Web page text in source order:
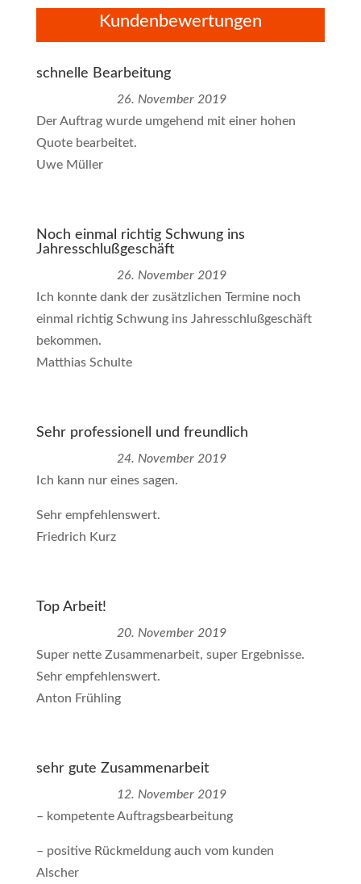
Kundenbewertungen
schnelle Bearbeitung
26. November 2019
Der Auftrag wurde umgehend mit einer hohen
Quote bearbeitet.
Uwe Müller
Noch einmal richtig Schwung ins
Jahresschlußgeschäft
26. November 2019
Ich konnte dank der zusätzlichen Termine noch
einmal richtig Schwung ins Jahresschlußgeschäft
bekommen.
Matthias Schulte
Sehr professionell und freundlich
24. November 2019
Ich kann nur eines sagen.
Sehr empfehlenswert.
Friedrich Kurz
Top Arbeit!
20. November 2019
Super nette Zusammenarbeit, super Ergebnisse.
Sehr empfehlenswert.
Anton Frühling
sehr gute Zusammenarbeit
12. November 2019
– kompetente Auftragsbearbeitung
– positive Rückmeldung auch vom kunden
Alscher